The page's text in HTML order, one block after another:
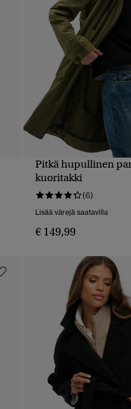
Pitkä hupullinen
kuoritakki
(6)
Lisää värejä saatavilla
€ 149,99